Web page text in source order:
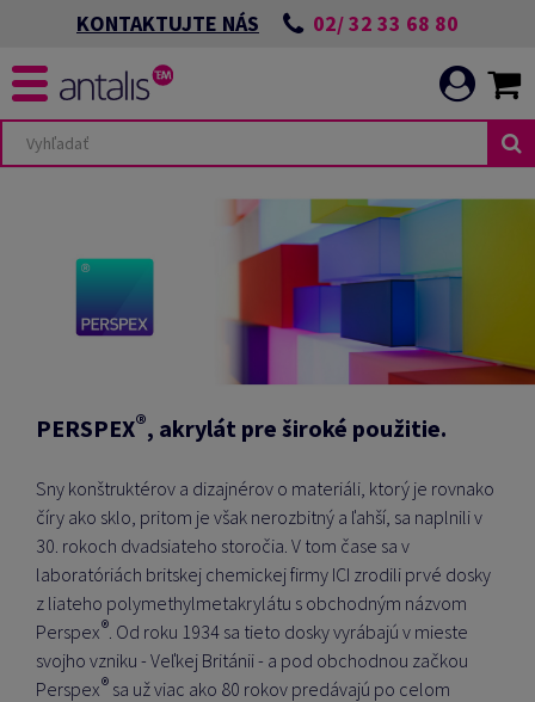
KONTAKTUJTE NÁS 02/ 32 33 68 80
PERSPEX®, akrylát pre široké použitie.
Sny konštruktérov a dizajnérov o materiáli, ktorý je rovnako
číry ako sklo, pritom je však nerozbitný a ľahší, sa naplnili v
30. rokoch dvadsiateho storočia. V tom čase sa v
laboratóriách britskej chemickej firmy ICI zrodili prvé dosky
z liateho polymethylmetakrylátu s obchodným názvom
Perspex®. Od roku 1934 sa tieto dosky vyrábajú v mieste
svojho vzniku - Veľkej Británii - a pod obchodnou začkou
Perspex® sa už viac ako 80 rokov predávajú po celom